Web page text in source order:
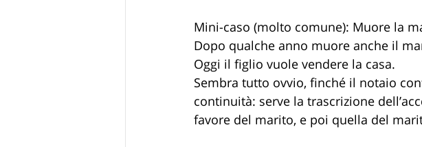
Mini-caso (molto comune): Muore la
Dopo qualche anno muore anche il
Oggi il figlio vuole vendere la casa.
Sembra tutto ovvio, finché il notaio
continuità: serve la trascrizione
favore del marito, e poi quella del